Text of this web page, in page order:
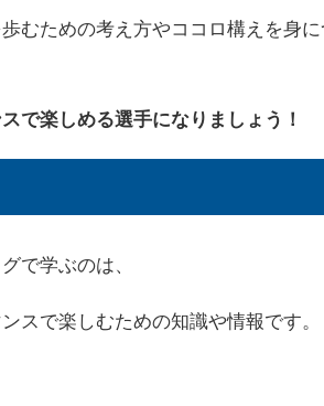
むための考え方やココロ構えを身に
で楽しめる選手になりましょう！
で学ぶのは、
スで楽しむための知識や情報です。